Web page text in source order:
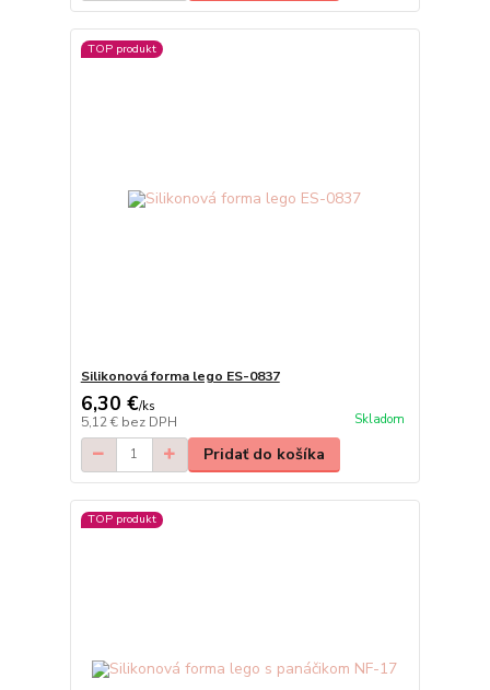
TOP produkt
Silikonová forma lego ES-0837
6,30 €/ks
5,12 € bez DPH Skladom
Pridať do košíka
TOP produkt